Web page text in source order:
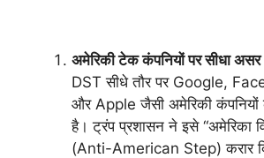
अमेरिकी टेक कंपनियों पर सीधा असर
DST सीधे तौर पर Google,
और Apple जैसी अमेरिकी कंपनियों
है। ट्रंप प्रशासन ने इसे “अमेरिका
(Anti-American Step) करार